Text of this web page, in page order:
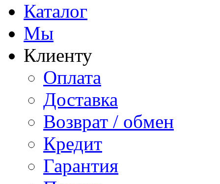
Каталог
Мы
Клиенту
Оплата
Доставка
Возврат / обмен
Кредит
Гарантия